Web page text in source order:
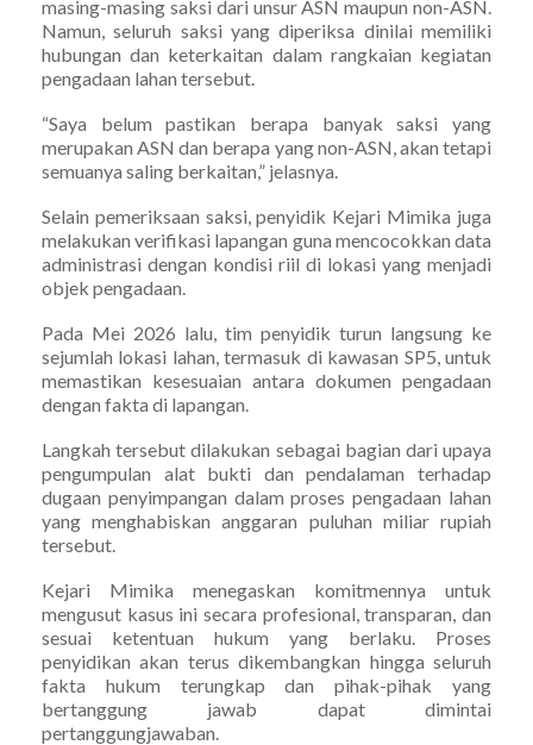
masing-masing saksi dari unsur ASN maupun non-ASN.
Namun, seluruh saksi yang diperiksa dinilai memiliki
hubungan dan keterkaitan dalam rangkaian kegiatan
pengadaan lahan tersebut.
“Saya belum pastikan berapa banyak saksi yang
merupakan ASN dan berapa yang non-ASN, akan tetapi
semuanya saling berkaitan,” jelasnya.
Selain pemeriksaan saksi, penyidik Kejari Mimika juga
melakukan verifikasi lapangan guna mencocokkan data
administrasi dengan kondisi riil di lokasi yang menjadi
objek pengadaan.
Pada Mei 2026 lalu, tim penyidik turun langsung ke
sejumlah lokasi lahan, termasuk di kawasan SP5, untuk
memastikan kesesuaian antara dokumen pengadaan
dengan fakta di lapangan.
Langkah tersebut dilakukan sebagai bagian dari upaya
pengumpulan alat bukti dan pendalaman terhadap
dugaan penyimpangan dalam proses pengadaan lahan
yang menghabiskan anggaran puluhan miliar rupiah
tersebut.
Kejari Mimika menegaskan komitmennya untuk
mengusut kasus ini secara profesional, transparan, dan
sesuai ketentuan hukum yang berlaku. Proses
penyidikan akan terus dikembangkan hingga seluruh
fakta hukum terungkap dan pihak-pihak yang
bertanggung jawab dapat dimintai
pertanggungjawaban.